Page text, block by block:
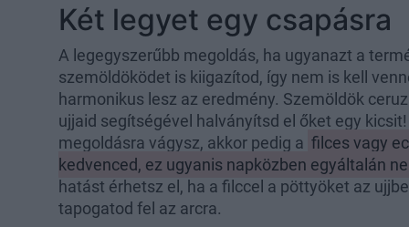
Két legyet egy csapásra
A legegyszerűbb megoldás, ha ugyanazt a
szemöldöködet is kiigazítod, így nem is kell
harmonikus lesz az eredmény. Szemöldök
ujjaid segítségével halványítsd el őket egy
megoldásra vágysz, akkor pedig a filces vagy
kedvenced, ez ugyanis napközben egyáltalán
hatást érhetsz el, ha a filccel a pöttyöket az
tapogatod fel az arcra.